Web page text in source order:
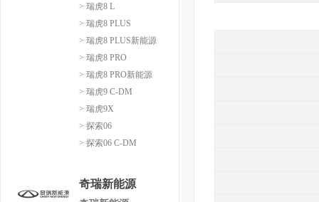
> 瑞虎8 L
> 瑞虎8 PLUS
> 瑞虎8 PLUS新能源
> 瑞虎8 PRO
> 瑞虎8 PRO新能源
> 瑞虎9 C-DM
> 瑞虎9X
> 探索06
> 探索06 C-DM
奇瑞新能源